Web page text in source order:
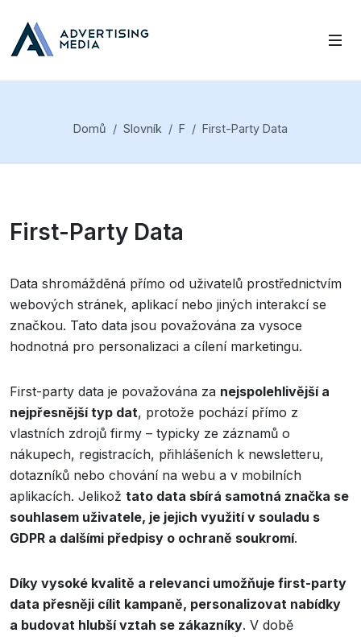
Domů Slovník F First-Party Data
First-Party Data
Data shromážděná přímo od uživatelů prostřednictvím
webových stránek, aplikací nebo jiných interakcí se
značkou. Tato data jsou považována za vysoce
hodnotná pro personalizaci a cílení marketingu.
First-party data je považována za nejspolehlivější a
nejpřesnější typ dat, protože pochází přímo z
vlastních zdrojů firmy – typicky ze záznamů o
nákupech, registracích, přihlášeních k newsletteru,
dotazníků nebo chování na webu a v mobilních
aplikacích. Jelikož tato data sbírá samotná značka se
souhlasem uživatele, je jejich využití v souladu s
GDPR a dalšími předpisy o ochraně soukromí.
Díky vysoké kvalitě a relevanci umožňuje first-party
data přesněji cílit kampaně, personalizovat nabídky
a budovat hlubší vztah se zákazníky. V době